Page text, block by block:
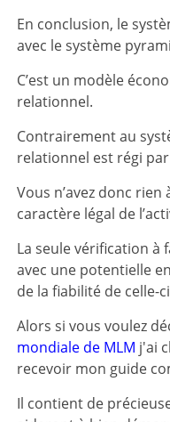
En conclusion, le
avec le système
C’est un modèle
relationnel.
Contrairement au
relationnel est régi
Vous n’avez donc
caractère légal de
La seule vérification à
avec une potentielle
de la fiabilité de celle-
Alors si vous voulez
mondiale de MLM j'ai
recevoir mon guide
Il contient de